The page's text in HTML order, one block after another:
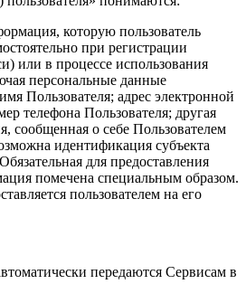
которую пользователь
при регистрации
или в процессе использования
персональные данные
Пользователя; адрес электронной
телефона Пользователя; другая
сообщенная о себе Пользователем
идентификация субъекта
для предоставления
помечена специальным образом.
пользователем на его
передаются Сервисам в